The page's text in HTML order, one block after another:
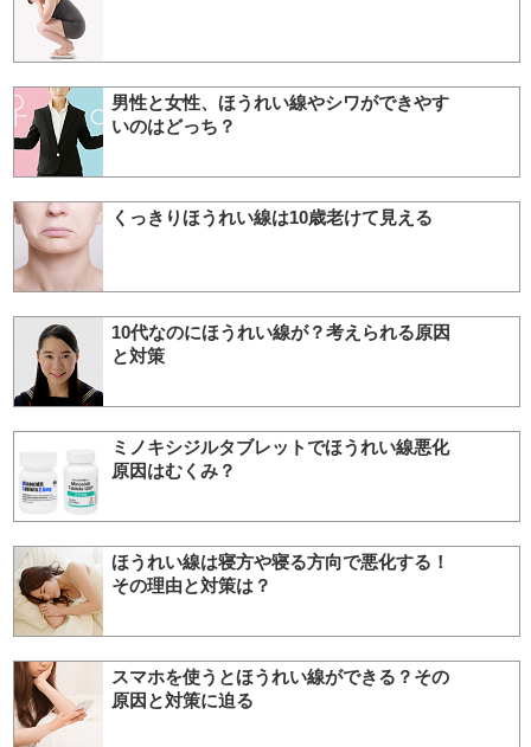
男性と女性、ほうれい線やシワができやす
いのはどっち？
くっきりほうれい線は10歳老けて見える
10代なのにほうれい線が？考えられる原因
と対策
ミノキシジルタブレットでほうれい線悪化
原因はむくみ？
ほうれい線は寝方や寝る方向で悪化する！
その理由と対策は？
スマホを使うとほうれい線ができる？その
原因と対策に迫る